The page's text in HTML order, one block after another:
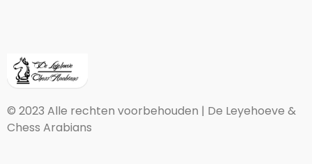
© 2023 Alle rechten voorbehouden | De Leyehoeve &
Chess Arabians